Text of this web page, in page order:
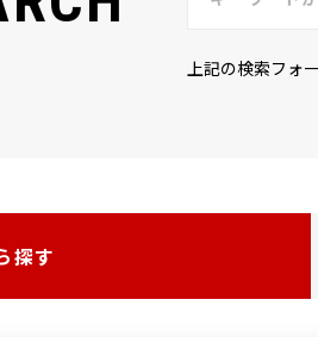
上記の検索フォ
探す